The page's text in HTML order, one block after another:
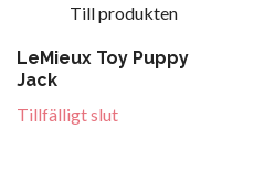
Till produkten
LeMieux Toy Puppy
Jack
Tillfälligt slut